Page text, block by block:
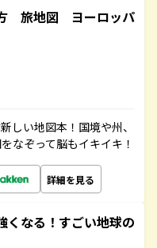
旅地図 ヨーロッパ
しい地図本！国境や州、
なぞって脳もイキイキ！
詳細を見る
くなる！すごい地球の